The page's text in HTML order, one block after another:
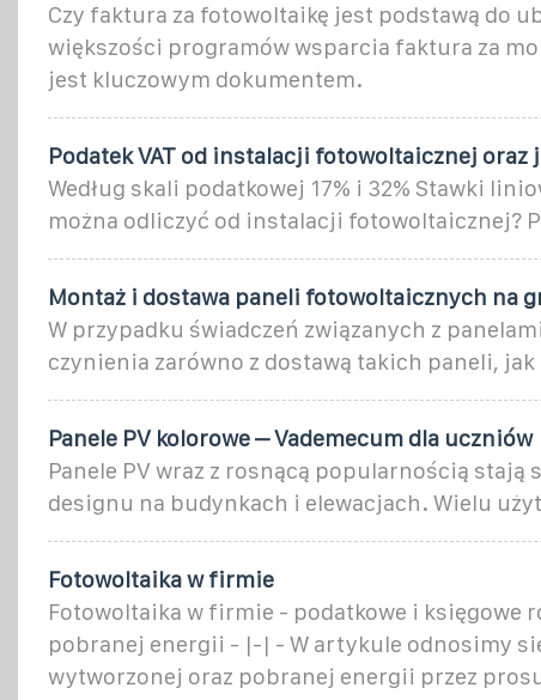
Czy faktura za fotowoltaikę jest podstawą do
większości programów wsparcia faktura za
jest kluczowym dokumentem.
Podatek VAT od instalacji fotowoltaicznej oraz
Według skali podatkowej 17% i 32% Stawki
można odliczyć od instalacji fotowoltaicznej?
Montaż i dostawa paneli fotowoltaicznych na
W przypadku świadczeń związanych z
czynienia zarówno z dostawą takich paneli,
Panele PV kolorowe – Vademecum dla uczniów
Panele PV wraz z rosnącą popularnością stają
designu na budynkach i elewacjach. Wielu
Fotowoltaika w firmie
Fotowoltaika w firmie - podatkowe i księgowe
pobranej energii - |-| - W artykule odnosimy
wytworzonej oraz pobranej energii przez